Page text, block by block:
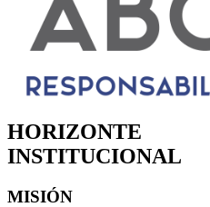
HORIZONTE
INSTITUCIONAL
MISIÓN